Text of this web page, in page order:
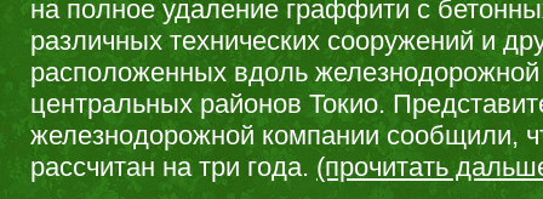
на полное удаление граффити с
различных технических сооружений и
расположенных вдоль
центральных районов Токио.
железнодорожной компании сообщили,
рассчитан на три года. (прочитать